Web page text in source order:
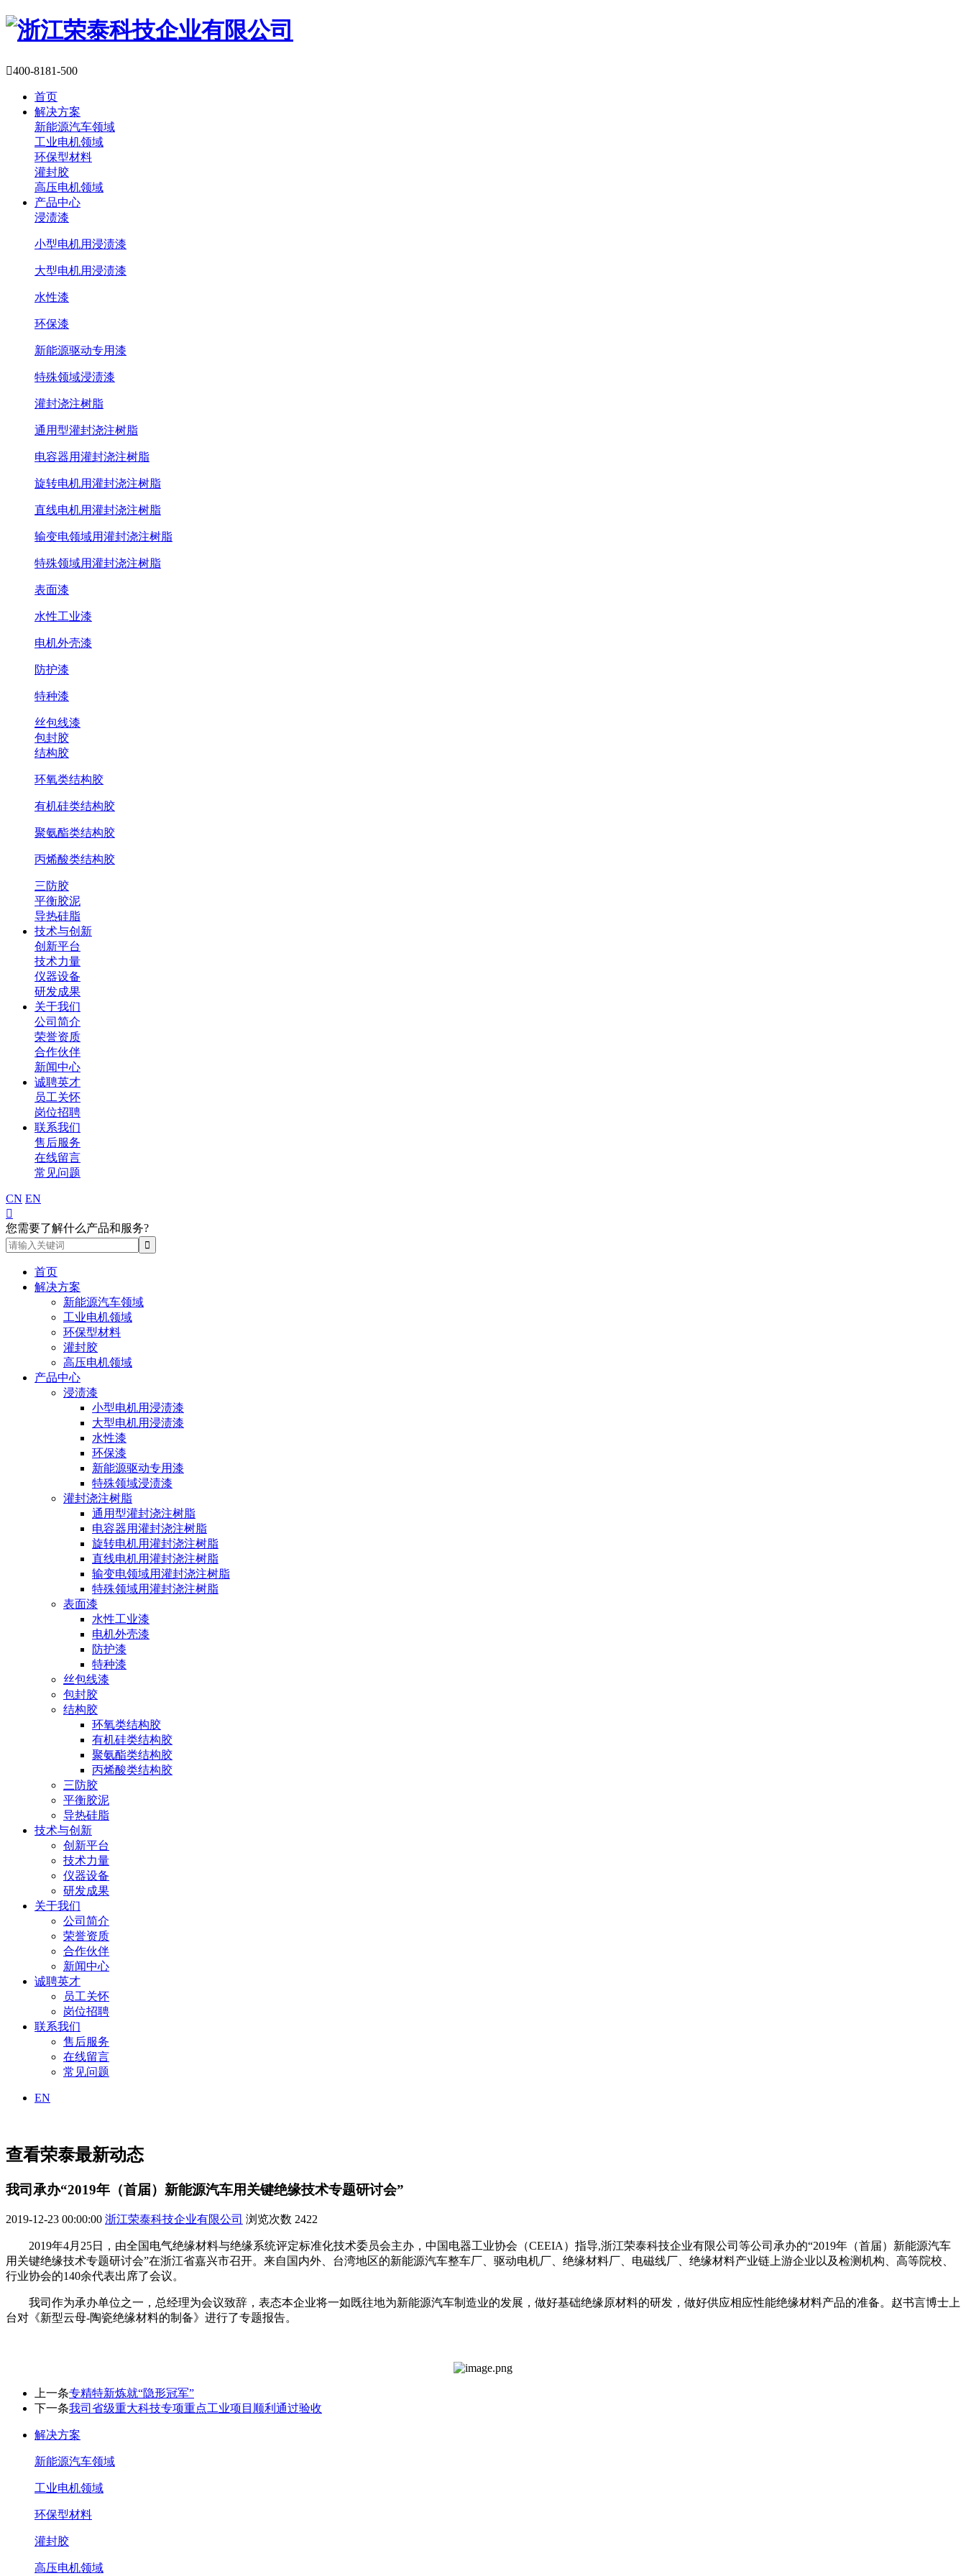
400-8181-500
首页
解决方案
新能源汽车领域
工业电机领域
环保型材料
灌封胶
高压电机领域
产品中心
浸渍漆
小型电机用浸渍漆
大型电机用浸渍漆
水性漆
环保漆
新能源驱动专用漆
特殊领域浸渍漆
灌封浇注树脂
通用型灌封浇注树脂
电容器用灌封浇注树脂
旋转电机用灌封浇注树脂
直线电机用灌封浇注树脂
输变电领域用灌封浇注树脂
特殊领域用灌封浇注树脂
表面漆
水性工业漆
电机外壳漆
防护漆
特种漆
丝包线漆
包封胶
结构胶
环氧类结构胶
有机硅类结构胶
聚氨酯类结构胶
丙烯酸类结构胶
三防胶
平衡胶泥
导热硅脂
技术与创新
创新平台
技术力量
仪器设备
研发成果
关于我们
公司简介
荣誉资质
合作伙伴
新闻中心
诚聘英才
员工关怀
岗位招聘
联系我们
售后服务
在线留言
常见问题
CN EN

您需要了解什么产品和服务?
首页
解决方案
新能源汽车领域
工业电机领域
环保型材料
灌封胶
高压电机领域
产品中心
浸渍漆
小型电机用浸渍漆
大型电机用浸渍漆
水性漆
环保漆
新能源驱动专用漆
特殊领域浸渍漆
灌封浇注树脂
通用型灌封浇注树脂
电容器用灌封浇注树脂
旋转电机用灌封浇注树脂
直线电机用灌封浇注树脂
输变电领域用灌封浇注树脂
特殊领域用灌封浇注树脂
表面漆
水性工业漆
电机外壳漆
防护漆
特种漆
丝包线漆
包封胶
结构胶
环氧类结构胶
有机硅类结构胶
聚氨酯类结构胶
丙烯酸类结构胶
三防胶
平衡胶泥
导热硅脂
技术与创新
创新平台
技术力量
仪器设备
研发成果
关于我们
公司简介
荣誉资质
合作伙伴
新闻中心
诚聘英才
员工关怀
岗位招聘
联系我们
售后服务
在线留言
常见问题
EN
查看荣泰最新动态
我司承办“2019年（首届）新能源汽车用关键绝缘技术专题研讨会”
2019-12-23 00:00:00 浙江荣泰科技企业有限公司 浏览次数 2422
2019年4月25日，由全国电气绝缘材料与绝缘系统评定标准化技术委员会主办，中国电器工业协会（CEEIA）指导,浙江荣泰科技企业有限公司等公司承办的“2019年（首届）新能源汽车
用关键绝缘技术专题研讨会”在浙江省嘉兴市召开。来自国内外、台湾地区的新能源汽车整车厂、驱动电机厂、绝缘材料厂、电磁线厂、绝缘材料产业链上游企业以及检测机构、高等院校、
行业协会的140余代表出席了会议。
我司作为承办单位之一，总经理为会议致辞，表态本企业将一如既往地为新能源汽车制造业的发展，做好基础绝缘原材料的研发，做好供应相应性能绝缘材料产品的准备。赵书言博士上
台对《新型云母-陶瓷绝缘材料的制备》进行了专题报告。
上一条专精特新炼就“隐形冠军”
下一条我司省级重大科技专项重点工业项目顺利通过验收
解决方案
新能源汽车领域
工业电机领域
环保型材料
灌封胶
高压电机领域